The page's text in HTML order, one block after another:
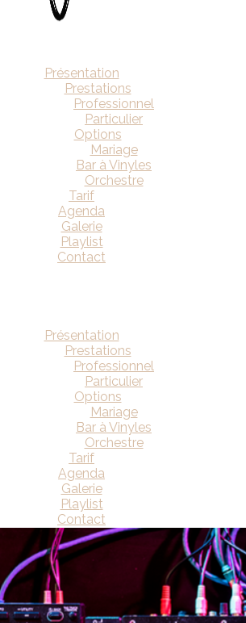
Présentation
Prestations
Professionnel
Particulier
Options
Mariage
Bar à Vinyles
Orchestre
Tarif
Agenda
Galerie
Playlist
Contact
Présentation
Prestations
Professionnel
Particulier
Options
Mariage
Bar à Vinyles
Orchestre
Tarif
Agenda
Galerie
Playlist
Contact